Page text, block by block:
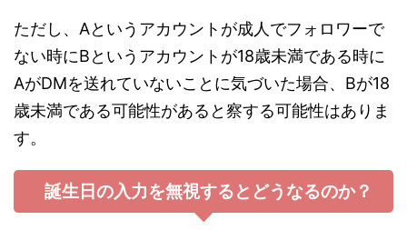
ただし、Aというアカウントが成人でフォロワーで
ない時にBというアカウントが18歳未満である時に
AがDMを送れていないことに気づいた場合、Bが18
歳未満である可能性があると察する可能性はありま
す。
誕生日の入力を無視するとどうなるのか？